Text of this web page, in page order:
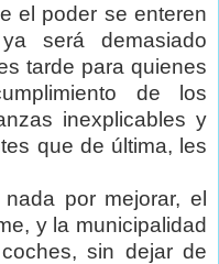
el poder se enteren
será demasiado
tarde para quienes
de los
inexplicables y
que de última, les
por mejorar, el
y la municipalidad
sin dejar de